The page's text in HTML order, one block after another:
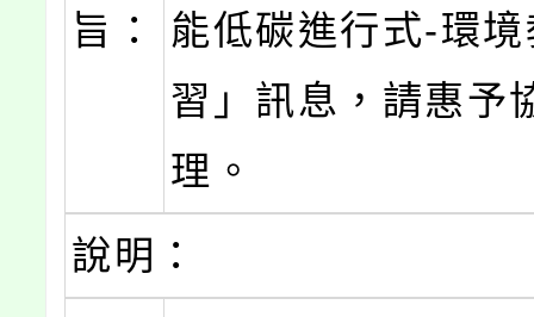
旨：
能低碳進行式-環
習」訊息，請惠予
理。
說明：